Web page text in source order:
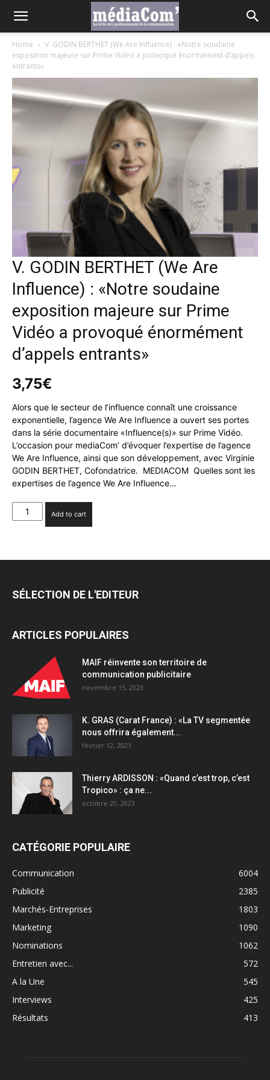
Home
V. GODIN BERTHET (We Are Influence) : «Notre soudaine
exposition majeure sur Prime Vidéo a provoqué énormément d’appels
entrants»
V. GODIN BERTHET (We Are
Influence) : «Notre soudaine
exposition majeure sur Prime
Vidéo a provoqué énormément
d’appels entrants»
3,75€
Alors que le secteur de l’influence connaît une croissance
exponentielle, l’agence We Are Influence a ouvert ses portes
dans la série documentaire «Influence(s)» sur Prime Vidéo.
L’occasion pour mediaCom’ d’évoquer l’expertise de l’agence
We Are Influence, ainsi que son développement, avec Virginie
GODIN BERTHET, Cofondatrice. MEDIACOM Quelles sont les
expertises de l’agence We Are Influence…
GODIN
Are
«Notre
majeure
provoqué
d’appels
entrants»
quantity
Add to cart
SÉLECTION DE L'EDITEUR
ARTICLES POPULAIRES
MAIF réinvente son territoire de
communication publicitaire
novembre 15, 2023
K. GRAS (Carat France) : «La TV segmentée
nous offrira également...
février 12, 2021
Thierry ARDISSON : «Quand c’est trop, c’est
Tropico» : ça ne...
octobre 20, 2023
CATÉGORIE POPULAIRE
Communication
6004
Publicité
2385
Marchés-Entreprises
1803
Marketing
1090
Nominations
1062
Entretien avec...
572
A la Une
545
Interviews
425
Résultats
413